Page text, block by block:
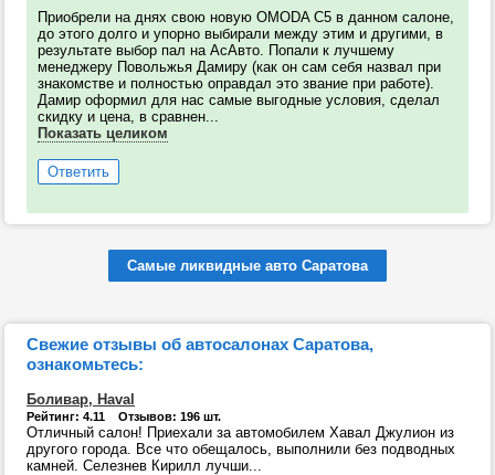
Приобрели на днях свою новую OMODA C5 в данном салоне,
до этого долго и упорно выбирали между этим и другими, в
результате выбор пал на АсАвто. Попали к лучшему
менеджеру Повольжья Дамиру (как он сам себя назвал при
знакомстве и полностью оправдал это звание при работе).
Дамир оформил для нас самые выгодные условия, сделал
скидку и цена, в сравнен...
Показать целиком
Ответить
Самые ликвидные авто Саратова
Свежие отзывы об автосалонах Саратова,
ознакомьтесь:
Боливар, Haval
Рейтинг: 4.11 Отзывов: 196 шт.
Отличный салон! Приехали за автомобилем Хавал Джулион из
другого города. Все что обещалось, выполнили без подводных
камней. Селезнев Кирилл лучши...